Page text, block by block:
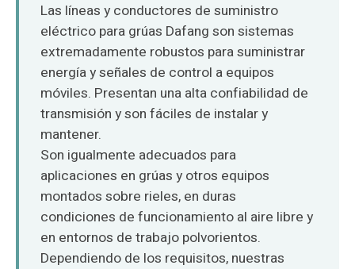
Las líneas y conductores de suministro
eléctrico para grúas Dafang son sistemas
extremadamente robustos para suministrar
energía y señales de control a equipos
móviles. Presentan una alta confiabilidad de
transmisión y son fáciles de instalar y
mantener.
Son igualmente adecuados para
aplicaciones en grúas y otros equipos
montados sobre rieles, en duras
condiciones de funcionamiento al aire libre y
en entornos de trabajo polvorientos.
Dependiendo de los requisitos, nuestras